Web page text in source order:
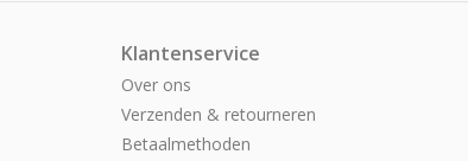
Klantenservice
Over ons
Verzenden & retourneren
Betaalmethoden